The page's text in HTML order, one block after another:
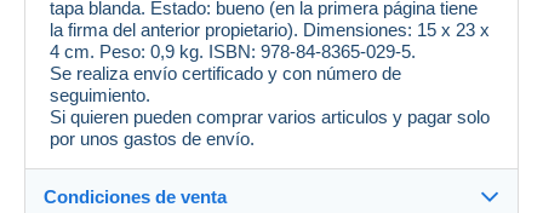
tapa blanda. Estado: bueno (en la primera página tiene
la firma del anterior propietario). Dimensiones: 15 x 23 x
4 cm. Peso: 0,9 kg. ISBN: 978-84-8365-029-5.
Se realiza envío certificado y con número de
seguimiento.
Si quieren pueden comprar varios articulos y pagar solo
por unos gastos de envío.
Condiciones de venta